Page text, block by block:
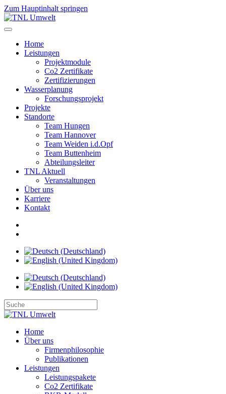
Zum Hauptinhalt springen
Home
Leistungen
Projektmodule
Co2 Zertifikate
Zertifizierungen
Wasserplanung
Forschungsprojekt
Projekte
Standorte
Team Hungen
Team Hannover
Team Weiden i.d.Opf
Team Buttenheim
Abteilungsleiter
TNL Aktuell
Veranstaltungen
Über uns
Karriere
Kontakt
Home
Über uns
Firmenphilosophie
Publikationen
Leistungen
Leistungspakete
Co2 Zertifikate